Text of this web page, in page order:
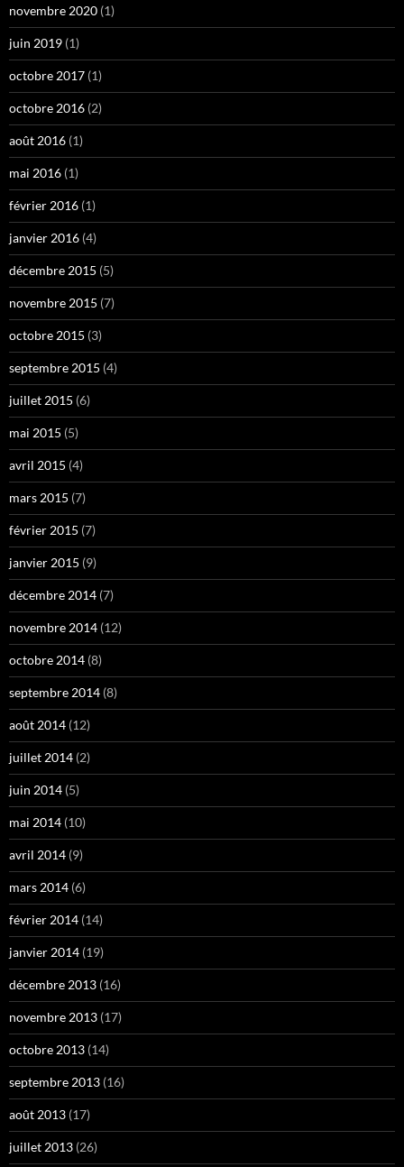
novembre 2020 (1)
juin 2019 (1)
octobre 2017 (1)
octobre 2016 (2)
août 2016 (1)
mai 2016 (1)
février 2016 (1)
janvier 2016 (4)
décembre 2015 (5)
novembre 2015 (7)
octobre 2015 (3)
septembre 2015 (4)
juillet 2015 (6)
mai 2015 (5)
avril 2015 (4)
mars 2015 (7)
février 2015 (7)
janvier 2015 (9)
décembre 2014 (7)
novembre 2014 (12)
octobre 2014 (8)
septembre 2014 (8)
août 2014 (12)
juillet 2014 (2)
juin 2014 (5)
mai 2014 (10)
avril 2014 (9)
mars 2014 (6)
février 2014 (14)
janvier 2014 (19)
décembre 2013 (16)
novembre 2013 (17)
octobre 2013 (14)
septembre 2013 (16)
août 2013 (17)
juillet 2013 (26)